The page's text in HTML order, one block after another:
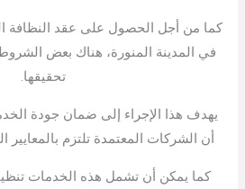
كما من أجل الحصول على عقد النظافة
في المدينة المنورة، هناك بعض
تحقيقها.
يهدف هذا الإجراء إلى ضمان جودة
أن الشركات المعتمدة تلتزم بالمعايير
كما يمكن أن تشمل هذه الخدمات